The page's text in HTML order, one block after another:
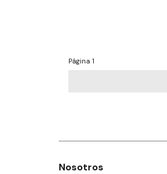
Página 1
Nosotros